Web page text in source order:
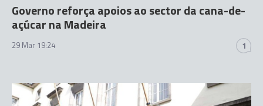
Governo reforça apoios ao sector da cana-de-
açúcar na Madeira
29 Mar 19:24 1